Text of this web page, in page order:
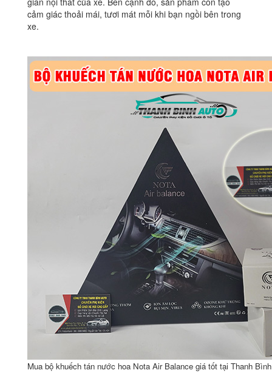
cảm giác thoải mái, tươi mát mỗi khi bạn ngồi bên trong
xe.
Mua bộ khuếch tán nước hoa Nota Air Balance giá tốt tại Thanh